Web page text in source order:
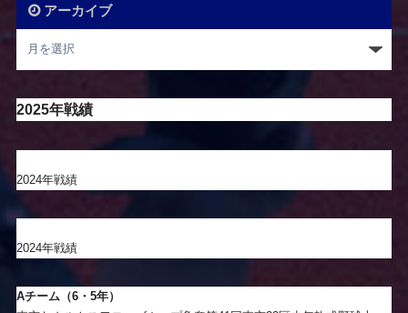
アーカイブ
2025年戦績
2024年戦績
2024年戦績
Aチーム（6・5年）